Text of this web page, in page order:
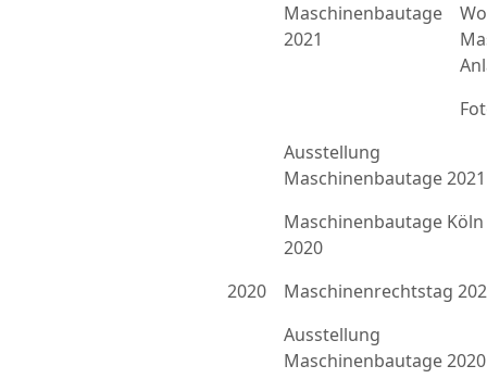
Maschinenbautage
2021
Ausstellung
Maschinenbautage 2021
2020
Maschinenbautage Köln
2020
Maschinenrechtstag
Ausstellung
Maschinenbautage 2020